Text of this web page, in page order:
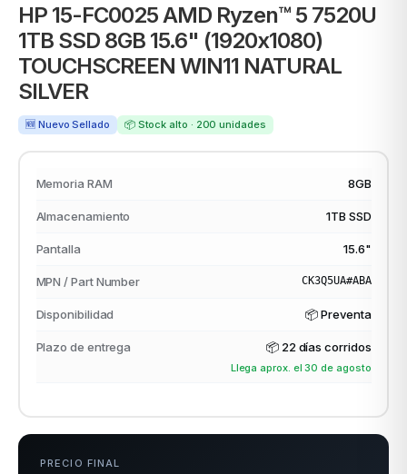
ACER
→
HP 15-FC0025 AMD Ryzen™ 5 7520U
1TB SSD 8GB 15.6" (1920x1080)
TOUCHSCREEN WIN11 NATURAL
SILVER
🆕 Nuevo Sellado 📦 Stock alto · 200 unidades
Memoria RAM 8GB
Almacenamiento 1TB SSD
Pantalla 15.6"
MPN / Part Number CK3Q5UA#ABA
Disponibilidad 📦 Preventa
Plazo de entrega 📦 22 días corridos
Llega aprox. el 30 de agosto
PRECIO FINAL